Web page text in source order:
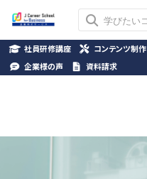
社員研修講座 コンテンツ制作
企業様の声
資料請求